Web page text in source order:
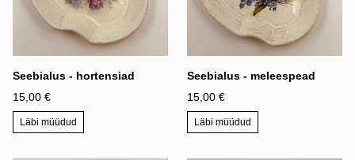
Seebialus - hortensiad
15,00 €
Läbi müüdud
Seebialus - meleespead
15,00 €
Läbi müüdud